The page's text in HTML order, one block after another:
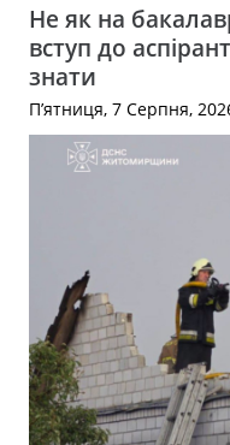
Не як на
вступ до
знати
П’ятниця, 7 Серпня,